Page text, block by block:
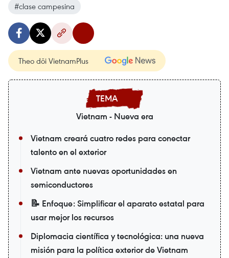
#clase campesina
Theo dõi VietnamPlus
Vietnam - Nueva era
Vietnam creará cuatro redes para conectar
talento en el exterior
Vietnam ante nuevas oportunidades en
semiconductores
📝 Enfoque: Simplificar el aparato estatal para
usar mejor los recursos
Diplomacia científica y tecnológica: una nueva
misión para la política exterior de Vietnam